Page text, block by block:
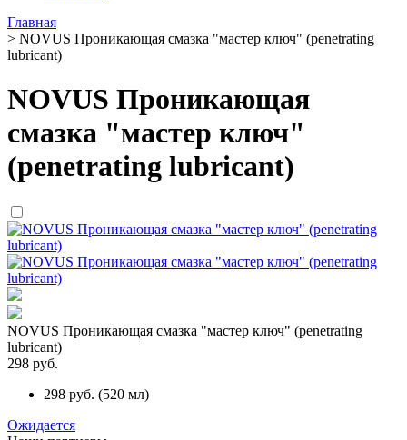
Главная
> NOVUS Проникающая смазка "мастер ключ" (penetrating
lubricant)
NOVUS Проникающая
смазка "мастер ключ"
(penetrating lubricant)
NOVUS Проникающая смазка "мастер ключ" (penetrating
lubricant)
298 руб.
298 руб. (520 мл)
Ожидается